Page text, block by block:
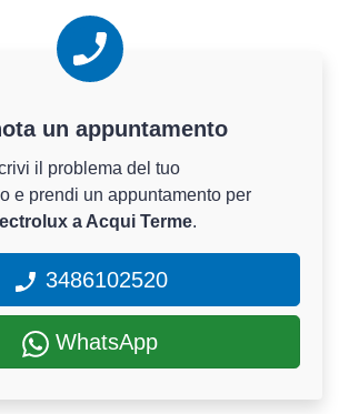
un appuntamento
il problema del tuo
e prendi un appuntamento per
a Acqui Terme.
3486102520
WhatsApp